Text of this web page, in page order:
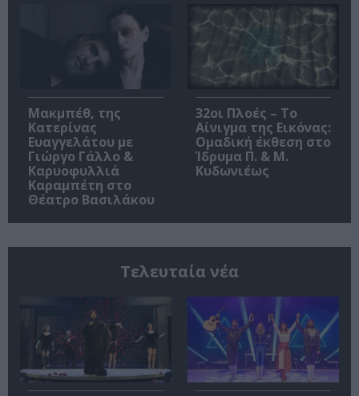
Μακμπέθ, της
Κατερίνας
Ευαγγελάτου με
Γιώργο Γάλλο &
Καρυοφυλλιά
Καραμπέτη στο
Θέατρο Βασιλάκου
32οι Πλοές – Το
Αίνιγμα της Εικόνας:
Ομαδική έκθεση στο
Ίδρυμα Π. & Μ.
Κυδωνιέως
Τελευταία νέα